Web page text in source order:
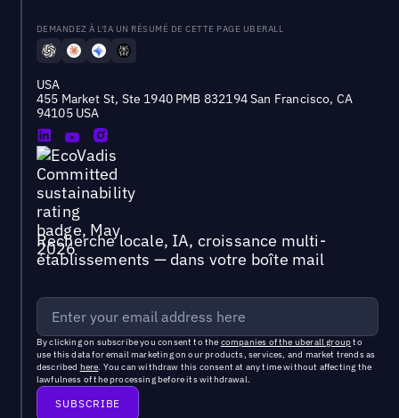
DEMANDEZ À L'IA UN RÉSUMÉ DE CETTE PAGE UBERALL
USA
455 Market St, Ste 1940 PMB 832194 San Francisco, CA
94105 USA
Recherche locale, IA, croissance multi-
établissements — dans votre boîte mail
By clicking on subscribe you consent to the companies of the uberall groupto
use this data for email marketing on our products, services, and market trends as
described here. You can withdraw this consent at any time without affecting the
lawfulness of the processing before its withdrawal.